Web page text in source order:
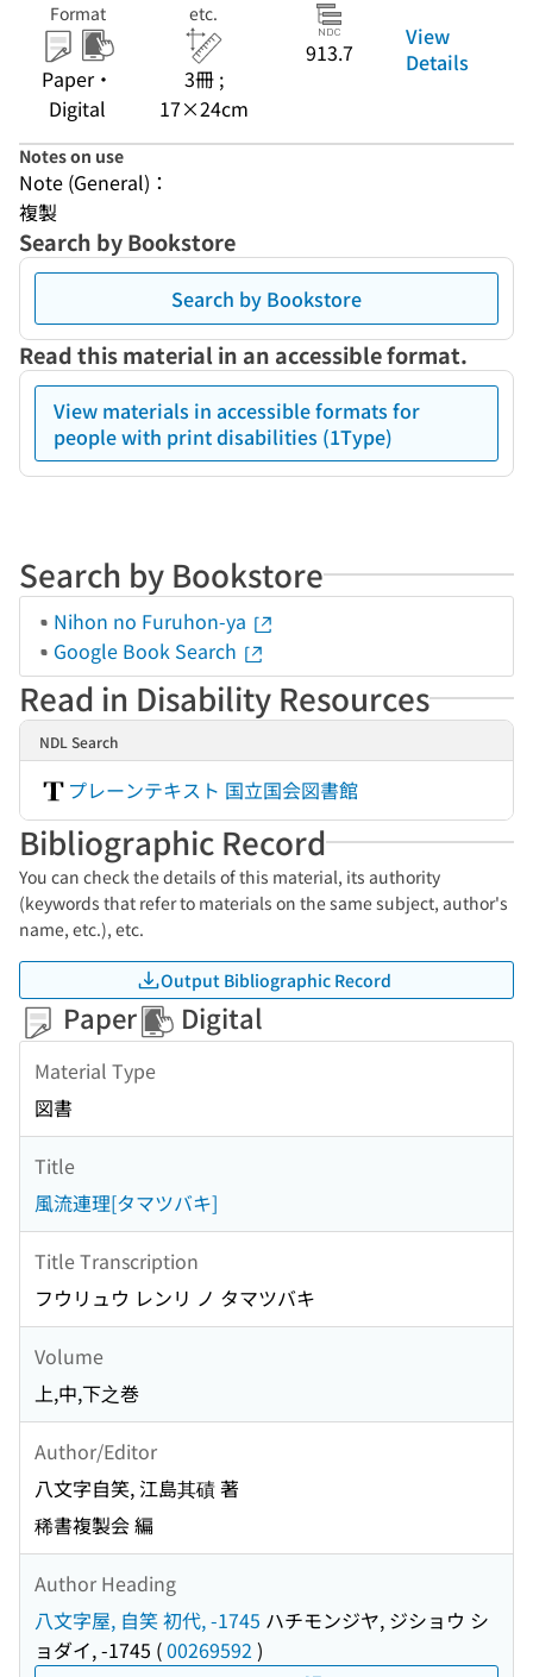
Format
Paper・
Digital
etc.
3冊 ;
17×24cm
913.7
View
Details
Notes on use
Note (General)：
複製
Search by Bookstore
Search by Bookstore
Read this material in an accessible format.
View materials in accessible formats for
people with print disabilities (1Type)
Search by Bookstore
Nihon no Furuhon-ya
Google Book Search
Read in Disability Resources
NDL Search
プレーンテキスト 国立国会図書館
Bibliographic Record
You can check the details of this material, its authority
(keywords that refer to materials on the same subject, author's
name, etc.), etc.
Output Bibliographic Record
Paper Digital
Material Type
図書
Title
風流連理[タマツバキ]
Title Transcription
フウリュウ レンリ ノ タマツバキ
Volume
上,中,下之巻
Author/Editor
八文字自笑, 江島其磧 著
稀書複製会 編
Author Heading
八文字屋, 自笑 初代, -1745 ハチモンジヤ, ジショウ シ
ョダイ, -1745 (00269592 )